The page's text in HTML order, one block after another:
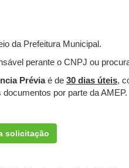
da Prefeitura Municipal.
perante o CNPJ ou
Préviaé de 30 dias úteis,
por parte da AMEP.
solicitação